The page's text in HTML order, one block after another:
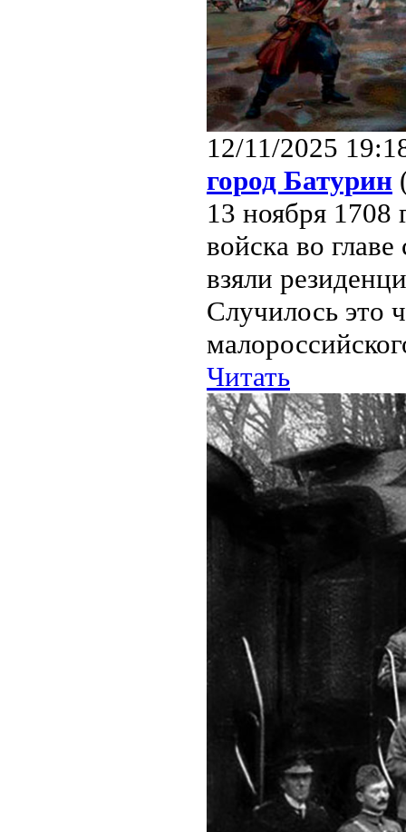
12/11/2025
город Батурин
13 ноября 1708
войска во
взяли
Случилось это
Читать